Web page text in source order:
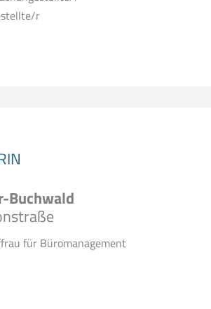
r
Buchwald
für Büromanagement